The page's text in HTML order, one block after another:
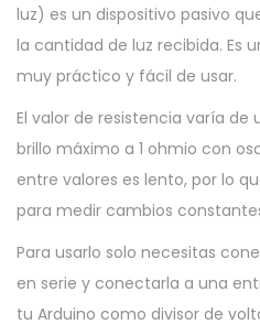
E
S
I
I
A
G
luz) es un dispositivo pasivo
la cantidad de luz recibida. Es
muy práctico y fácil de usar.
El valor de resistencia varía de
brillo máximo a 1 ohmio con
entre valores es lento, por lo
para medir cambios
Para usarlo solo necesitas
en serie y conectarla a una
tu Arduino como divisor de